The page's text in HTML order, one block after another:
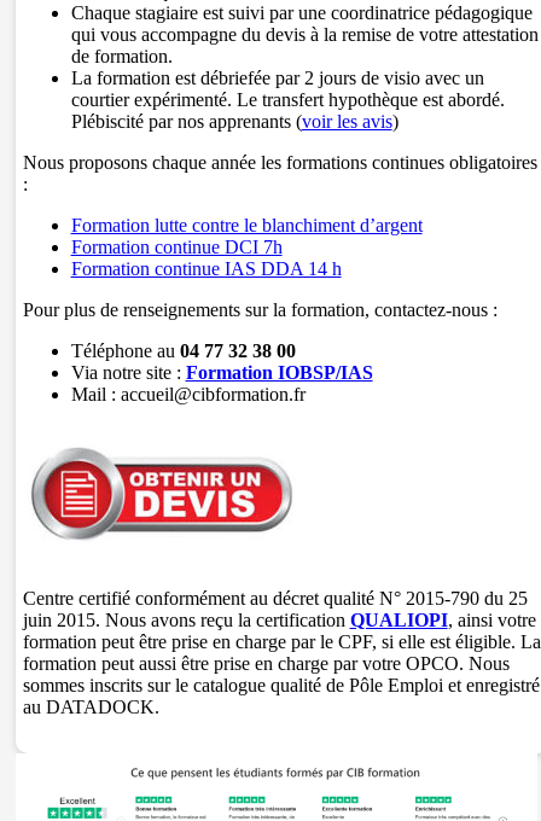
Chaque stagiaire est suivi par une coordinatrice pédagogique
qui vous accompagne du devis à la remise de votre attestation
de formation.
La formation est débriefée par 2 jours de visio avec un
courtier expérimenté. Le transfert hypothèque est abordé.
Plébiscité par nos apprenants (voir les avis)
Nous proposons chaque année les formations continues obligatoires
:
Formation lutte contre le blanchiment d’argent
Formation continue DCI 7h
Formation continue IAS DDA 14 h
Pour plus de renseignements sur la formation, contactez-nous :
Téléphone au 04 77 32 38 00
Via notre site : Formation IOBSP/IAS
Mail : accueil@cibformation.fr
Centre certifié conformément au décret qualité N° 2015-790 du 25
juin 2015. Nous avons reçu la certification QUALIOPI, ainsi votre
formation peut être prise en charge par le CPF, si elle est éligible. La
formation peut aussi être prise en charge par votre OPCO. Nous
sommes inscrits sur le catalogue qualité de Pôle Emploi et enregistré
au DATADOCK.